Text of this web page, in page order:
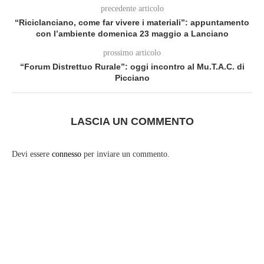
precedente articolo
“Riciclanciano, come far vivere i materiali”: appuntamento
con l’ambiente domenica 23 maggio a Lanciano
prossimo articolo
“Forum Distrettuo Rurale”: oggi incontro al Mu.T.A.C. di
Picciano
LASCIA UN COMMENTO
Devi essere connesso per inviare un commento.